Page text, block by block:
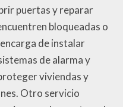
puertas y reparar
bloqueadas o
de instalar
de alarma y
viviendas y
Otro servicio